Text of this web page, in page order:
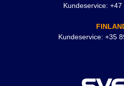
Kundeservice:
Kundeservice: +35